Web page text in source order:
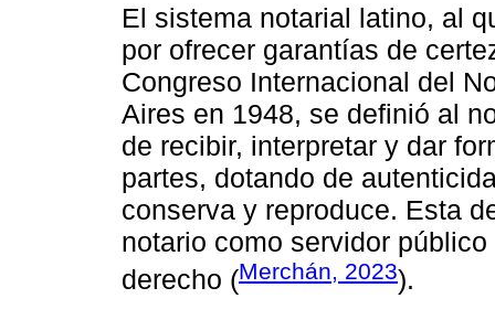
El sistema notarial latino, al
por ofrecer garantías de
Congreso Internacional del
Aires en 1948, se definió al
de recibir, interpretar y dar
partes, dotando de
conserva y reproduce. Esta
notario como servidor
derecho (Merchán, 2023).